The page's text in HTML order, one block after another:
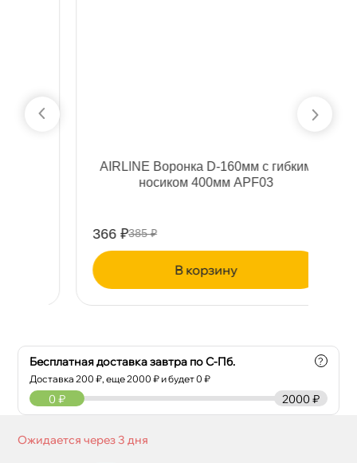
AIRLINE Воронка D-160мм с гибким
носиком 400мм APF03
366 ₽385 ₽
корзину
Бесплатная доставка завтра по С-Пб.
Доставка200 ₽, еще2000 ₽ и будет 0 ₽
?
2000 ₽
0 ₽
Ожидается через 3 дня